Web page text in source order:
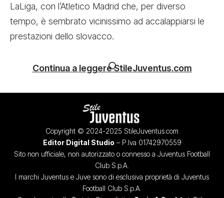
LaLiga, con l’Atletico Madrid che, per diverso
tempo, è sembrato vicinissimo ad accalappiarsi le
prestazioni dello slovacco.
Continua a leggere StileJuventus.com
Copyright © 2024-2025 StileJuventus.com
Editor Digital Studio – P.Iva 01742970559
Sito non ufficiale, non autorizzato o connesso a Juventus Football
Club S.p.A.
I marchi Juventus e Juve sono di esclusiva proprietà di Juventus
Football Club S.p.A.